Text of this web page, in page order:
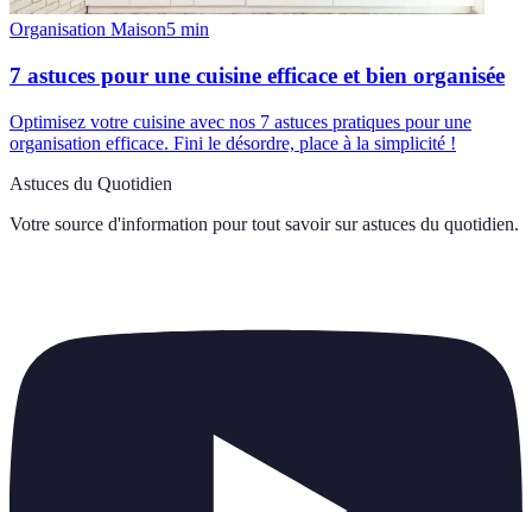
Organisation Maison5 min
7 astuces pour une cuisine efficace et bien organisée
Optimisez votre cuisine avec nos 7 astuces pratiques pour une
organisation efficace. Fini le désordre, place à la simplicité !
Astuces du Quotidien
Votre source d'information pour tout savoir sur astuces du quotidien.